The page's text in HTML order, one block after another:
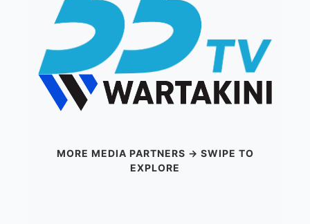
MORE MEDIA PARTNERS → SWIPE TO
EXPLORE